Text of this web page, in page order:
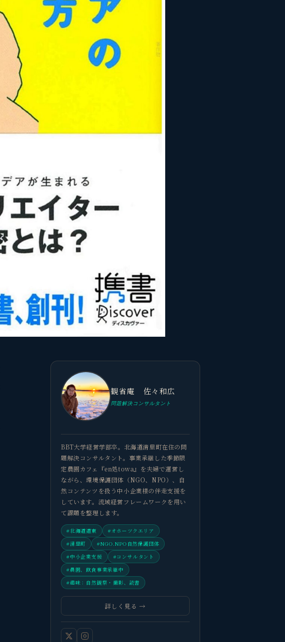
観省庵 佐々和広
問題解決コンサルタント
BBT大学経営学部卒。北海道清里町在住の問
題解決コンサルタント。事業承継した季節限
定農園カフェ『en処towa』を夫婦で運営し
ながら、環境保護団体（NGO、NPO）、自
然コンテンツを扱う中小企業様の伴走支援を
しています。流域経営フレームワークを用い
て課題を整理します。
#北海道道東
#オホーツクエリア
#清里町
#NGO.NPO自然保護団体
#中小企業支援
#コンサルタント
#農園、飲食事業承継中
#趣味：自然観察・撮影、読書
詳しく見る →